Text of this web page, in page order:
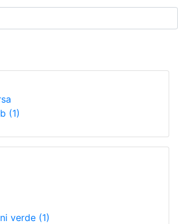
(1)
verde (1)